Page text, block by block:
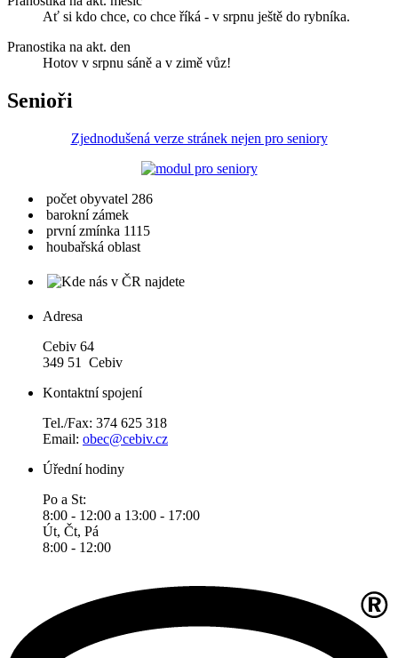
Ať si kdo chce, co chce říká - v srpnu ještě do rybníka.
Pranostika na akt. den
Hotov v srpnu sáně a v zimě vůz!
Senioři
Zjednodušená verze stránek nejen pro seniory
počet obyvatel 286
barokní zámek
první zmínka 1115
houbařská oblast
Adresa
Cebiv 64
349 51 Cebiv
Kontaktní spojení
Tel./Fax: 374 625 318
Email: obec@cebiv.cz
Úřední hodiny
Po a St:
8:00 - 12:00 a 13:00 - 17:00
Út, Čt, Pá
8:00 - 12:00